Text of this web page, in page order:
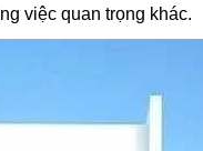
việc quan trọng khác.